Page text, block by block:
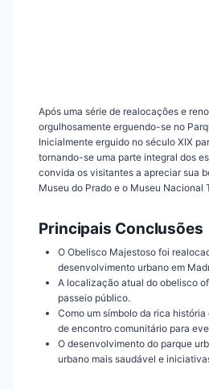
Após uma série de realocações e
orgulhosamente erguendo-se no
Inicialmente erguido no século XIX
tornando-se uma parte integral dos
convida os visitantes a apreciar sua
Museu do Prado e o Museu
Principais Conclusões
O Obelisco Majestoso foi
desenvolvimento urbano em
A localização atual do obelisco
passeio público.
Como um símbolo da rica
de encontro comunitário para
O desenvolvimento do parque
urbano mais saudável e